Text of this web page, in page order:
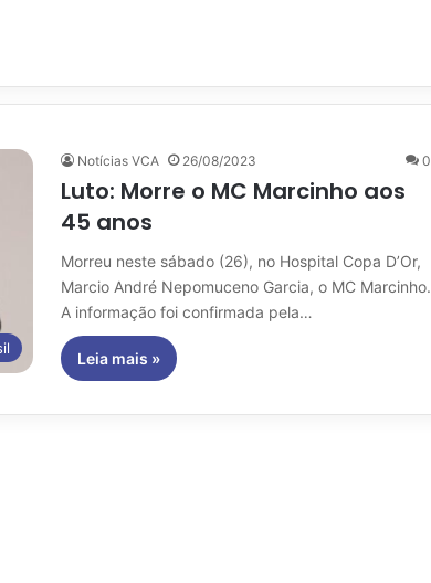
Notícias VCA 26/08/2023 0
Luto: Morre o MC Marcinho aos
45 anos
Morreu neste sábado (26), no Hospital Copa D’Or,
Marcio André Nepomuceno Garcia, o MC Marcinho.
A informação foi confirmada pela…
Leia mais »